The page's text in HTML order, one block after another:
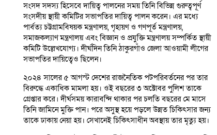
সংসদ সদস্য হিসেবে দায়িত্ব পালনের সময় তিনি বিভিন্ন গুরুত্বপূর্ণ
সংসদীয় স্থায়ী কমিটির সভাপতির দায়িত্ব পালন করেন। এর মধ্যে
পার্বত্য চট্টগ্রামবিষয়ক মন্ত্রণালয়, গৃহায়ণ ও গণপূর্ত মন্ত্রণালয়,
সমাজকল্যাণ মন্ত্রণালয় এবং বিজ্ঞান ও প্রযুক্তি মন্ত্রণালয় সম্পর্কিত স্থায়ী
কমিটি উল্লেখযোগ্য। দীর্ঘদিন তিনি ঠাকুরগাঁও জেলা আওয়ামী লীগের
সভাপতির দায়িত্বেও ছিলেন।
২০২৪ সালের ৫ আগস্ট দেশের রাজনৈতিক পটপরিবর্তনের পর তার
বিরুদ্ধে একাধিক মামলা হয়। ওই বছরের ৩ অক্টোবর পুলিশ তাকে
গ্রেপ্তার করে। দীর্ঘসময় কারাবন্দি থাকার পর চলতি বছরের মে মাসে
তিনি জামিনে মুক্তি পান। পরে অসুস্থ হয়ে পড়লে উন্নত চিকিৎসার জন্য
তাকে ঢাকায় নেয়া হয়। সেখানেই চিকিৎসাধীন অবস্থায় তার মৃত্যু হয়।